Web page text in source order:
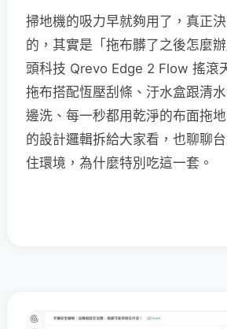
掃地機的吸力早就夠用了，真正
的，其實是「拖布髒了之後怎麼
頭科技 Qrevo Edge 2 Flow 搖滾
拖布搭配恆壓刮條、汙水盒跟清
邊洗、每一秒都用乾淨的布面拖
的設計邏輯拆給大家看，也聊聊
住環境，為什麼特別吃這一套。